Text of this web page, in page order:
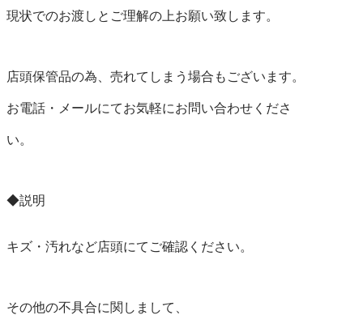
現状でのお渡しとご理解の上お願い致します。
店頭保管品の為、売れてしまう場合もございます。
お電話・メールにてお気軽にお問い合わせくださ
い。
◆説明
キズ・汚れなど店頭にてご確認ください。
その他の不具合に関しまして、